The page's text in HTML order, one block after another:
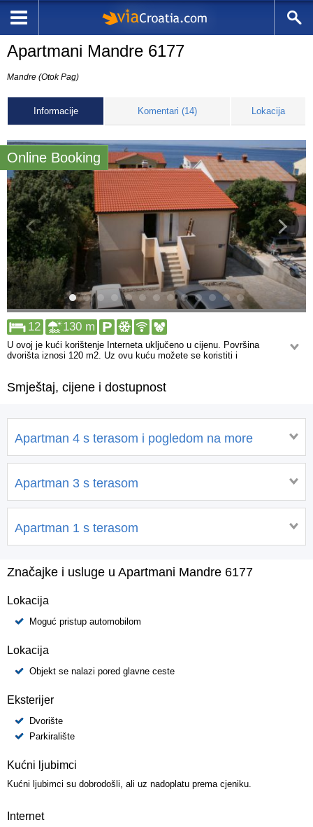
Apartmani Mandre 6177
Mandre (Otok Pag)
Informacije Komentari (14) Lokacija
Online Booking
12 130 m
U ovoj je kući korištenje Interneta uključeno u cijenu. Površina
dvorišta iznosi 120 m2. Uz ovu kuću možete se koristiti i
više od jednog kilometra su: Ljekarna, Hitna medicinska pomoć, Noćni
klub, Centar.
Smještaj, cijene i dostupnost
Apartman 4 s terasom i pogledom na more
Apartman 3 s terasom
Apartman 1 s terasom
Značajke i usluge u Apartmani Mandre 6177
Lokacija
Moguć pristup automobilom
Lokacija
Objekt se nalazi pored glavne ceste
Eksterijer
Dvorište
Parkiralište
Kućni ljubimci
Kućni ljubimci su dobrodošli, ali uz nadoplatu prema cjeniku.
Internet